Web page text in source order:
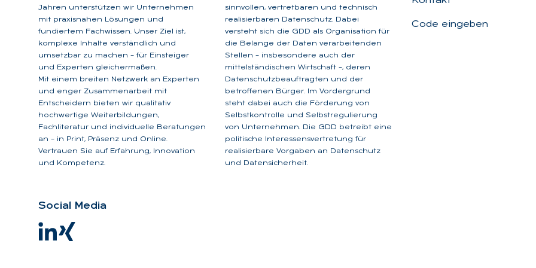
Jahren unterstützen wir Unternehmen
mit praxisnahen Lösungen und
fundiertem Fachwissen. Unser Ziel ist,
komplexe Inhalte verständlich und
umsetzbar zu machen – für Einsteiger
und Experten gleichermaßen.
Mit einem breiten Netzwerk an Experten
und enger Zusammenarbeit mit
Entscheidern bieten wir qualitativ
hochwertige Weiterbildungen,
Fachliteratur und individuelle Beratungen
an – in Print, Präsenz und Online.
Vertrauen Sie auf Erfahrung, Innovation
und Kompetenz.
sinnvollen, vertretbaren und technisch
realisierbaren Datenschutz. Dabei
versteht sich die GDD als Organisation für
die Belange der Daten verarbeitenden
Stellen – insbesondere auch der
mittelständischen Wirtschaft –, deren
Datenschutzbeauftragten und der
betroffenen Bürger. Im Vordergrund
steht dabei auch die Förderung von
Selbstkontrolle und Selbstregulierung
von Unternehmen. Die GDD betreibt eine
politische Interessensvertretung für
realisierbare Vorgaben an Datenschutz
und Datensicherheit.
Code eingeben
So­ci­al Me­dia